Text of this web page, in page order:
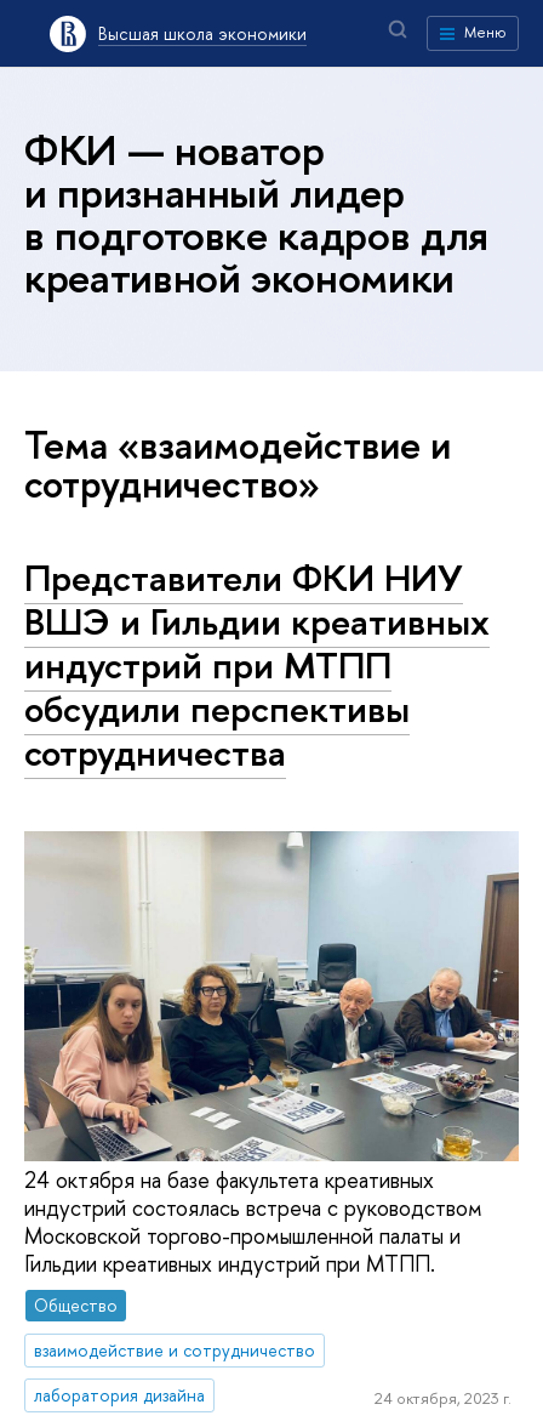
Высшая школа экономики Меню
ФКИ — новатор
и признанный лидер
в подготовке кадров для
креативной экономики
Тема «взаимодействие и
сотрудничество»
Представители ФКИ НИУ
ВШЭ и Гильдии креативных
индустрий при МТПП
обсудили перспективы
сотрудничества
24 октября на базе факультета креативных
индустрий состоялась встреча с руководством
Московской торгово-промышленной палаты и
Гильдии креативных индустрий при МТПП.
Общество
взаимодействие и сотрудничество
лаборатория дизайна
24 октября, 2023 г.